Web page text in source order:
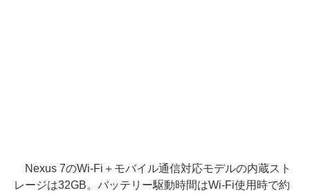
Nexus 7のWi-Fi＋モバイル通信対応モデルの内蔵スト
レージは32GB。バッテリー駆動時間はWi-Fi使用時で約